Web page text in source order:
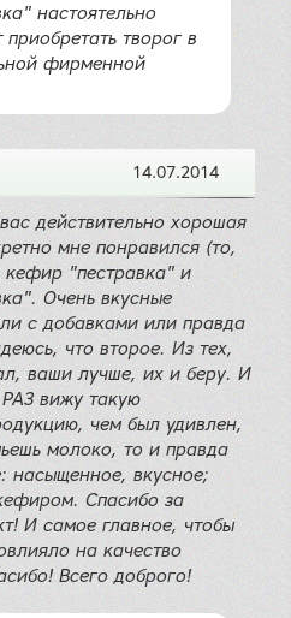
настоятельно
творог в
фирменной
14.07.2014
действительно хорошая
мне понравился (то,
кефир "пестравка" и
Очень вкусные
с добавками или правда
что второе. Из тех,
ваши лучше, их и беру. И
вижу такую
чем был удивлен,
молоко, то и правда
насыщенное, вкусное;
Спасибо за
И самое главное, чтобы
на качество
Всего доброго!